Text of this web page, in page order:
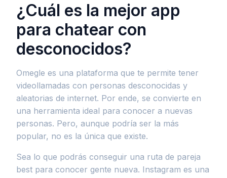
¿Cuál es la mejor app
para chatear con
desconocidos?
Omegle es una plataforma que te permite tener
videollamadas con personas desconocidas y
aleatorias de internet. Por ende, se convierte en
una herramienta ideal para conocer a nuevas
personas. Pero, aunque podría ser la más
popular, no es la única que existe.
Sea lo que podrás conseguir una ruta de pareja
best para conocer gente nueva. Instagram es una